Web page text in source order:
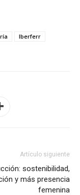
Iberferr
Artículo siguiente
sostenibilidad,
y más presencia
femenina